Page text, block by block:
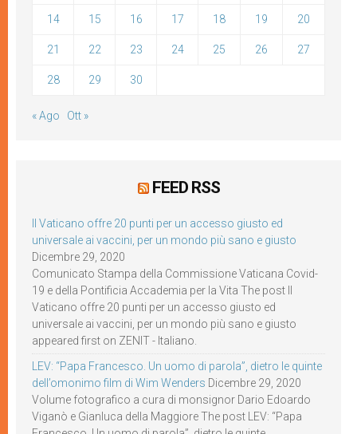
14 15 16 17 18 19 20
21 22 23 24 25 26 27
28 29 30
« Ago Ott »
FEED RSS
Il Vaticano offre 20 punti per un accesso giusto ed
universale ai vaccini, per un mondo più sano e giusto
Dicembre 29, 2020
Comunicato Stampa della Commissione Vaticana Covid-
19 e della Pontificia Accademia per la Vita The post Il
Vaticano offre 20 punti per un accesso giusto ed
universale ai vaccini, per un mondo più sano e giusto
appeared first on ZENIT - Italiano.
LEV: “Papa Francesco. Un uomo di parola”, dietro le quinte
dell’omonimo film di Wim Wenders Dicembre 29, 2020
Volume fotografico a cura di monsignor Dario Edoardo
Viganò e Gianluca della Maggiore The post LEV: “Papa